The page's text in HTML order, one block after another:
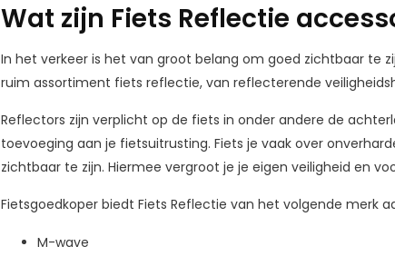
Wat zijn Fiets Reflectie
In het verkeer is het van groot belang om goed zichtbaar te
ruim assortiment fiets reflectie, van reflecterende
Reflectors zijn verplicht op de fiets in onder andere de
toevoeging aan je fietsuitrusting. Fiets je vaak over
zichtbaar te zijn. Hiermee vergroot je je eigen veiligheid en
Fietsgoedkoper biedt Fiets Reflectie van het volgende merk
M-wave